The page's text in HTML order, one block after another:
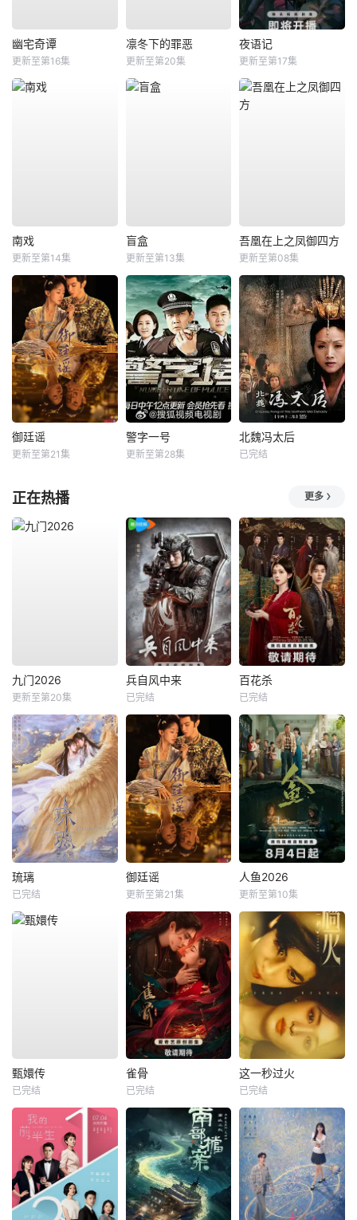
幽宅奇谭
更新至第16集
凛冬下的罪恶
更新至第20集
夜语记
更新至第17集
南戏
更新至第14集
盲盒
更新至第13集
吾凰在上之凤御四方
更新至第08集
御廷谣
更新至第21集
警字一号
更新至第28集
北魏冯太后
已完结
正在热播 更多
九门2026
更新至第20集
兵自风中来
已完结
百花杀
已完结
琉璃
已完结
御廷谣
更新至第21集
人鱼2026
更新至第10集
甄嬛传
已完结
雀骨
已完结
这一秒过火
已完结